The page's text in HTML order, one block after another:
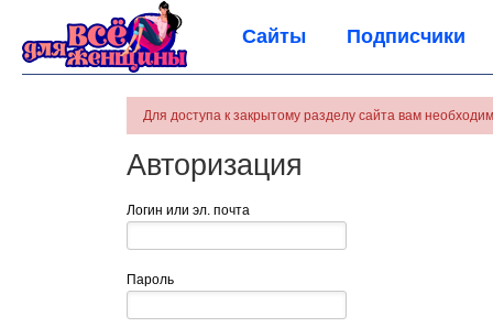
Сайты Подписчики
Для доступа к закрытому разделу сайта вам
Авторизация
Логин или эл. почта
Пароль